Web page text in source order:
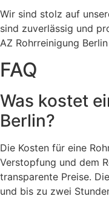
Wir sind stolz auf
sind zuverlässig und
AZ Rohrreinigung
FAQ
Was kostet
Berlin?
Die Kosten für eine
Verstopfung und dem
transparente Preise.
und bis zu zwei